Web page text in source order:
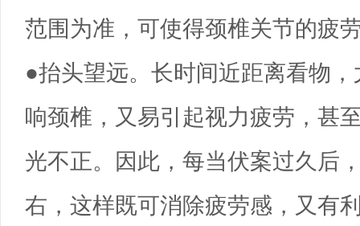
范围为准，可使得颈椎关节的疲
●抬头望远。长时间近距离看物
响颈椎，又易引起视力疲劳，甚
光不正。因此，每当伏案过久后
右，这样既可消除疲劳感，又有